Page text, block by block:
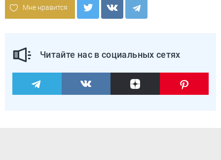
Мне нравится
Читайте нас в социальных сетях